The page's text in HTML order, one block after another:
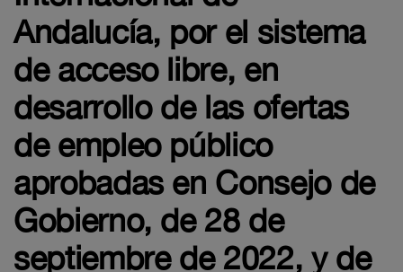
Andalucía, por el sistema
de acceso libre, en
desarrollo de las ofertas
de empleo público
aprobadas en Consejo de
Gobierno, de 28 de
septiembre de 2022, y de